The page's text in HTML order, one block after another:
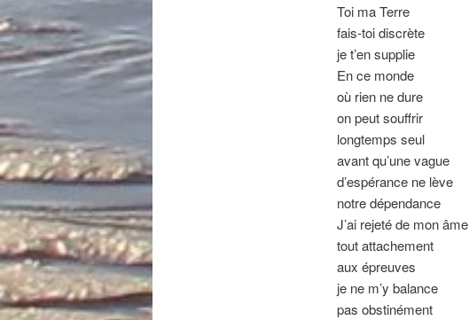
Toi ma Terre
fais-toi discrète
je t’en supplie
En ce monde
où rien ne dure
on peut souffrir
longtemps seul
avant qu’une vague
d’espérance ne lève
notre dépendance
J’ai rejeté de mon âme
tout attachement
aux épreuves
je ne m’y balance
pas obstinément